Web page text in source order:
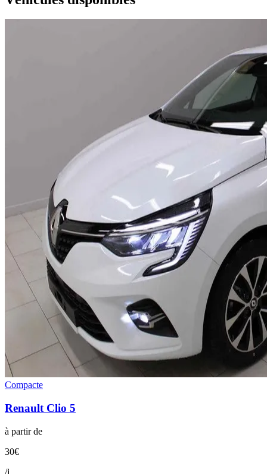
Compacte
Renault Clio 5
à partir de
30€
/j